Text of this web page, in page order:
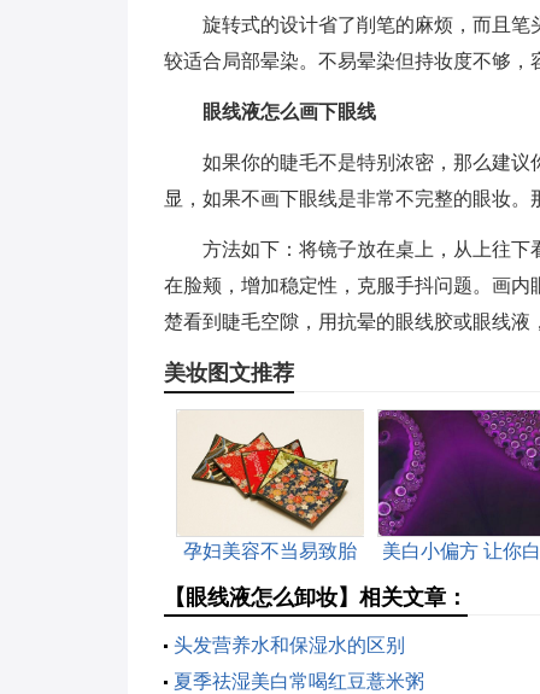
旋转式的设计省了削笔的麻烦，而且
较适合局部晕染。不易晕染但持妆度不够，
眼线液怎么画下眼线
如果你的睫毛不是特别浓密，那么建
显，如果不画下眼线是非常不完整的眼妆。
方法如下：将镜子放在桌上，从上往
在脸颊，增加稳定性，克服手抖问题。画
楚看到睫毛空隙，用抗晕的眼线胶或眼线液
美妆图文推荐
孕妇美容不当易致胎
美白小偏方 让你
【眼线液怎么卸妆】相关文章：
头发营养水和保湿水的区别
夏季祛湿美白常喝红豆薏米粥